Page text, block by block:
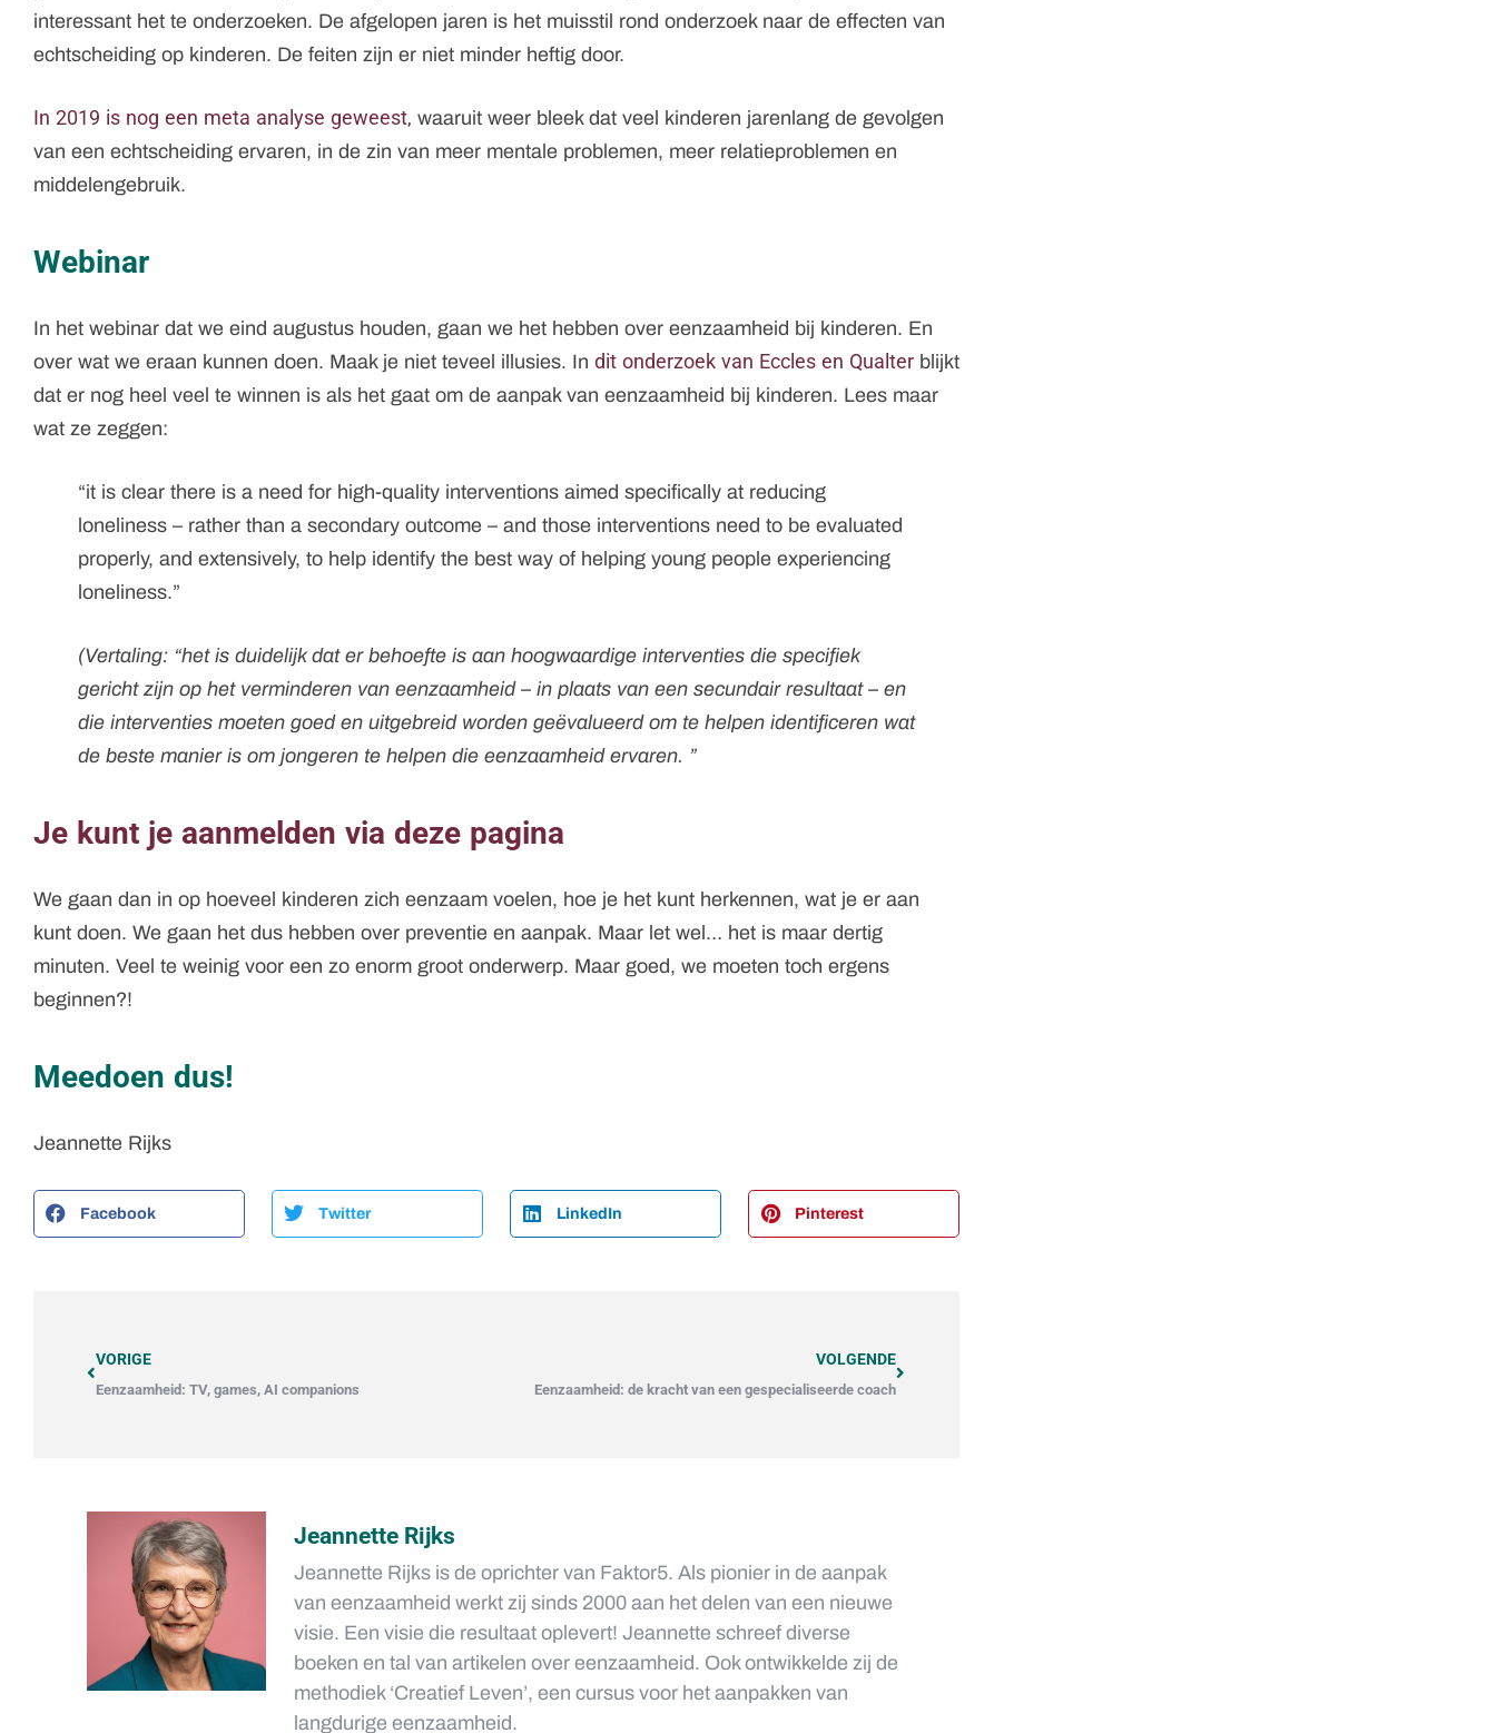
interessant het te onderzoeken. De afgelopen jaren is het muisstil rond onderzoek naar de effecten van
echtscheiding op kinderen. De feiten zijn er niet minder heftig door.
In 2019 is nog een meta analyse geweest, waaruit weer bleek dat veel kinderen jarenlang de gevolgen
van een echtscheiding ervaren, in de zin van meer mentale problemen, meer relatieproblemen en
middelengebruik.
Webinar
In het webinar dat we eind augustus houden, gaan we het hebben over eenzaamheid bij kinderen. En
over wat we eraan kunnen doen. Maak je niet teveel illusies. In dit onderzoek van Eccles en Qualter blijkt
dat er nog heel veel te winnen is als het gaat om de aanpak van eenzaamheid bij kinderen. Lees maar
wat ze zeggen:
“it is clear there is a need for high-quality interventions aimed specifically at reducing
loneliness – rather than a secondary outcome – and those interventions need to be evaluated
properly, and extensively, to help identify the best way of helping young people experiencing
loneliness.”
(Vertaling: “het is duidelijk dat er behoefte is aan hoogwaardige interventies die specifiek
gericht zijn op het verminderen van eenzaamheid – in plaats van een secundair resultaat – en
die interventies moeten goed en uitgebreid worden geëvalueerd om te helpen identificeren wat
de beste manier is om jongeren te helpen die eenzaamheid ervaren. ”
Je kunt je aanmelden via deze pagina
We gaan dan in op hoeveel kinderen zich eenzaam voelen, hoe je het kunt herkennen, wat je er aan
kunt doen. We gaan het dus hebben over preventie en aanpak. Maar let wel… het is maar dertig
minuten. Veel te weinig voor een zo enorm groot onderwerp. Maar goed, we moeten toch ergens
beginnen?!
Meedoen dus!
Jeannette Rijks
Facebook Twitter LinkedIn Pinterest
VORIGE
Eenzaamheid: TV, games, AI companions
VOLGENDE
Eenzaamheid: de kracht van een gespecialiseerde coach
Jeannette Rijks
Jeannette Rijks is de oprichter van Faktor5. Als pionier in de aanpak
van eenzaamheid werkt zij sinds 2000 aan het delen van een nieuwe
visie. Een visie die resultaat oplevert! Jeannette schreef diverse
boeken en tal van artikelen over eenzaamheid. Ook ontwikkelde zij de
methodiek ‘Creatief Leven’, een cursus voor het aanpakken van
langdurige eenzaamheid.